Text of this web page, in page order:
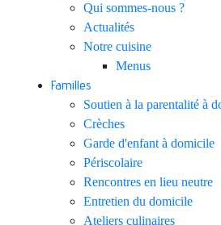
Qui sommes-nous ?
Actualités
Notre cuisine
Menus
Familles
Soutien à la parentalité à
Crèches
Garde d'enfant à domicile
Périscolaire
Rencontres en lieu neutre
Entretien du domicile
Ateliers culinaires